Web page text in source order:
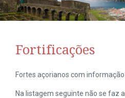
Fortificações
Fortes açorianos com informação
Na listagem seguinte não se faz